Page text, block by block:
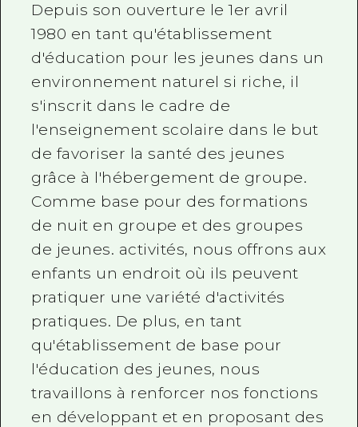
Depuis son ouverture le 1er avril
1980 en tant qu'établissement
d'éducation pour les jeunes dans un
environnement naturel si riche, il
s'inscrit dans le cadre de
l'enseignement scolaire dans le but
de favoriser la santé des jeunes
grâce à l'hébergement de groupe.
Comme base pour des formations
de nuit en groupe et des groupes
de jeunes. activités, nous offrons aux
enfants un endroit où ils peuvent
pratiquer une variété d'activités
pratiques. De plus, en tant
qu'établissement de base pour
l'éducation des jeunes, nous
travaillons à renforcer nos fonctions
en développant et en proposant des